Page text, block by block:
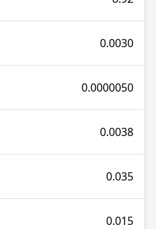
0.0030
0.0000050
0.0038
0.035
0.015